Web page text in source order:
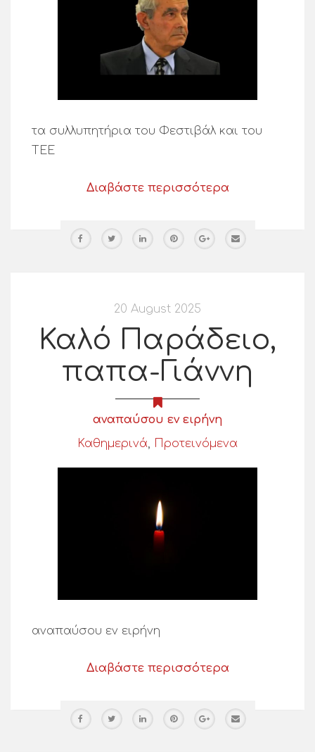
τα συλλυπητήρια του Φεστιβάλ και του
ΤΕΕ
Διαβάστε περισσότερα
20 August 2025
Καλό Παράδειο,
παπα-Γιάννη
αναπαύσου εν ειρήνη
Καθημερινά, Προτεινόμενα
αναπαύσου εν ειρήνη
Διαβάστε περισσότερα